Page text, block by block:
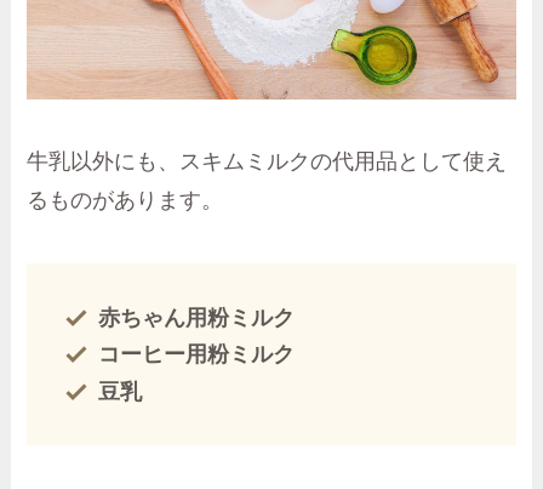
牛乳以外にも、スキムミルクの代用品として使え
るものがあります。
赤ちゃん用粉ミルク
コーヒー用粉ミルク
豆乳